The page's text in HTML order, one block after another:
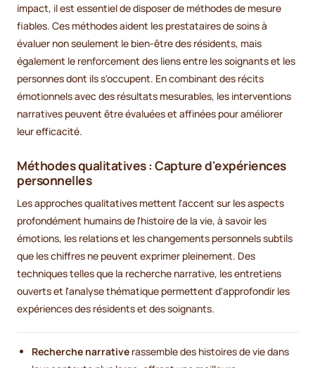
impact, il est essentiel de disposer de méthodes de mesure
fiables. Ces méthodes aident les prestataires de soins à
évaluer non seulement le bien-être des résidents, mais
également le renforcement des liens entre les soignants et les
personnes dont ils s'occupent. En combinant des récits
émotionnels avec des résultats mesurables, les interventions
narratives peuvent être évaluées et affinées pour améliorer
leur efficacité.
Méthodes qualitatives : Capture d'expériences
personnelles
Les approches qualitatives mettent l'accent sur les aspects
profondément humains de l'histoire de la vie, à savoir les
émotions, les relations et les changements personnels subtils
que les chiffres ne peuvent exprimer pleinement. Des
techniques telles que la recherche narrative, les entretiens
ouverts et l'analyse thématique permettent d'approfondir les
expériences des résidents et des soignants.
Recherche narrative rassemble des histoires de vie dans